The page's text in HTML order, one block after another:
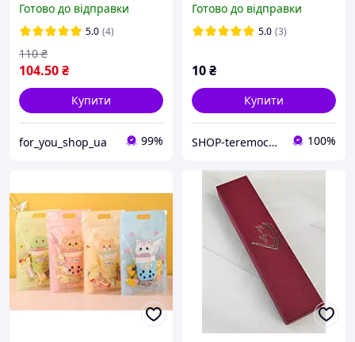
Готово до відправки
5.0 (4)
104.50₴
110 ₴
Купити
for_you_shop_ua 99%
атласною стрічкою
зав'язкою поліетиленові
Готово до відправки
5.0 (3)
10₴
Купити
SHOP-teremochek Інтернет магазин 100%